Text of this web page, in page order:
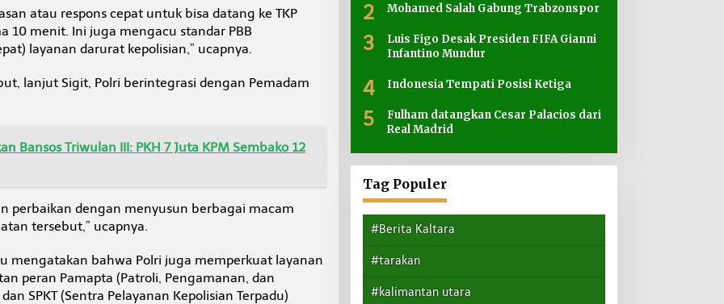
atau respons cepat untuk bisa datang ke TKP
10 menit. Ini juga mengacu standar PBB
layanan darurat kepolisian,” ucapnya.
lanjut Sigit, Polri berintegrasi dengan Pemadam
Bansos Triwulan III: PKH 7 Juta KPM Sembako 12
perbaikan dengan menyusun berbagai macam
tersebut,” ucapnya.
mengatakan bahwa Polri juga memperkuat layanan
peran Pamapta (Patroli, Pengamanan, dan
SPKT (Sentra Pelayanan Kepolisian Terpadu)
2 Mohamed Salah Gabung Trabzonspor
3
Luis Figo Desak Presiden FIFA Gianni
Infantino Mundur
4 Indonesia Tempati Posisi Ketiga
5
Fulham datangkan Cesar Palacios dari
Real Madrid
Tag Populer
#Berita Kaltara
#tarakan
#kalimantan utara